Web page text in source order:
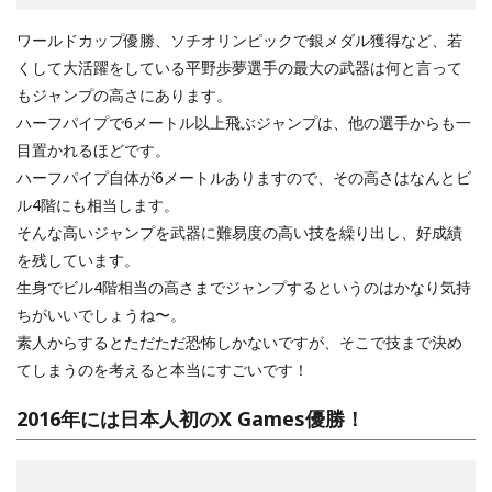
ワールドカップ優勝、ソチオリンピックで銀メダル獲得など、若
くして大活躍をしている平野歩夢選手の最大の武器は何と言って
もジャンプの高さにあります。
ハーフパイプで6メートル以上飛ぶジャンプは、他の選手からも一
目置かれるほどです。
ハーフパイプ自体が6メートルありますので、その高さはなんとビ
ル4階にも相当します。
そんな高いジャンプを武器に難易度の高い技を繰り出し、好成績
を残しています。
生身でビル4階相当の高さまでジャンプするというのはかなり気持
ちがいいでしょうね〜。
素人からするとただただ恐怖しかないですが、そこで技まで決め
てしまうのを考えると本当にすごいです！
2016年には日本人初のX Games優勝！